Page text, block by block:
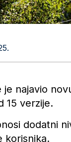
je najavio
15 verzije.
dodatni
korisnika.